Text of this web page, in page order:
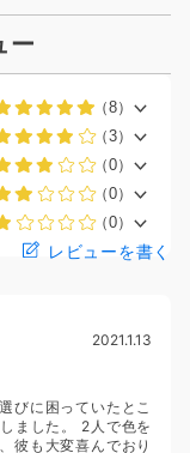
ー
（8）
（3）
（0）
（0）
（0）
レビューを書く
2021.1.13
びに困っていたとこ
ました。 2人で色を
彼も大変喜んでおり